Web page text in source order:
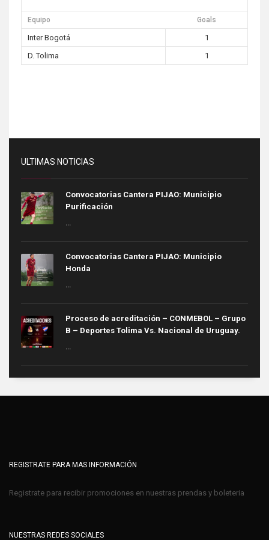
Equipo Goals
Inter Bogotá
1
D. Tolima
1
ULTIMAS NOTICIAS
Convocatorias Cantera PIJAO: Municipio
Purificación
...
Convocatorias Cantera PIJAO: Municipio
Honda
...
Proceso de acreditación – CONMEBOL – Grupo
B – Deportes Tolima Vs. Nacional de Uruguay.
...
REGISTRATE PARA MAS INFORMACIÓN
Registrate para recibir promociones en nuestras prendas y boleteria
NUESTRAS REDES SOCIALES